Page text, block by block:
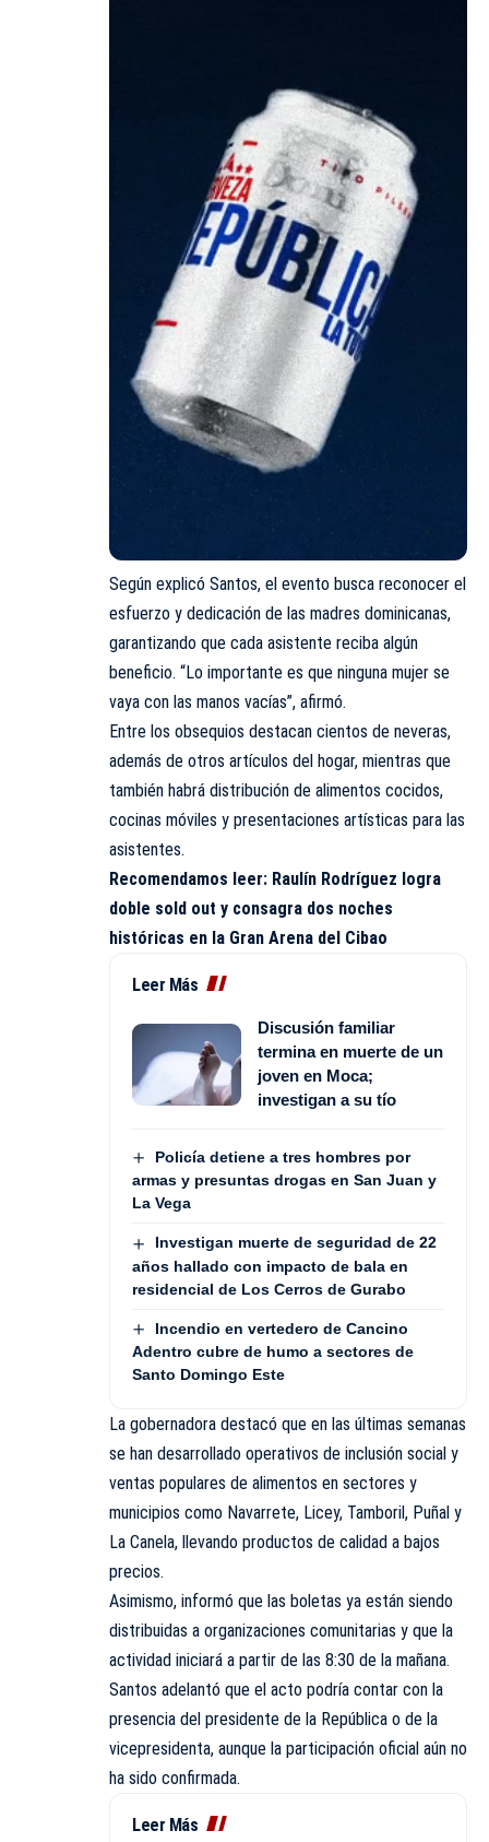
Según explicó Santos, el evento busca reconocer el
esfuerzo y dedicación de las madres dominicanas,
garantizando que cada asistente reciba algún
beneficio. “Lo importante es que ninguna mujer se
vaya con las manos vacías”, afirmó.
Entre los obsequios destacan cientos de neveras,
además de otros artículos del hogar, mientras que
también habrá distribución de alimentos cocidos,
cocinas móviles y presentaciones artísticas para las
asistentes.
Recomendamos leer: Raulín Rodríguez logra
doble sold out y consagra dos noches
históricas en la Gran Arena del Cibao
Leer Más
Discusión familiar
termina en muerte de un
joven en Moca;
investigan a su tío
Policía detiene a tres hombres por
armas y presuntas drogas en San Juan y
La Vega
Investigan muerte de seguridad de 22
años hallado con impacto de bala en
residencial de Los Cerros de Gurabo
Incendio en vertedero de Cancino
Adentro cubre de humo a sectores de
Santo Domingo Este
La gobernadora destacó que en las últimas semanas
se han desarrollado operativos de inclusión social y
ventas populares de alimentos en sectores y
municipios como Navarrete, Licey, Tamboril, Puñal y
La Canela, llevando productos de calidad a bajos
precios.
Asimismo, informó que las boletas ya están siendo
distribuidas a organizaciones comunitarias y que la
actividad iniciará a partir de las 8:30 de la mañana.
Santos adelantó que el acto podría contar con la
presencia del presidente de la República o de la
vicepresidenta, aunque la participación oficial aún no
ha sido confirmada.
Leer Más